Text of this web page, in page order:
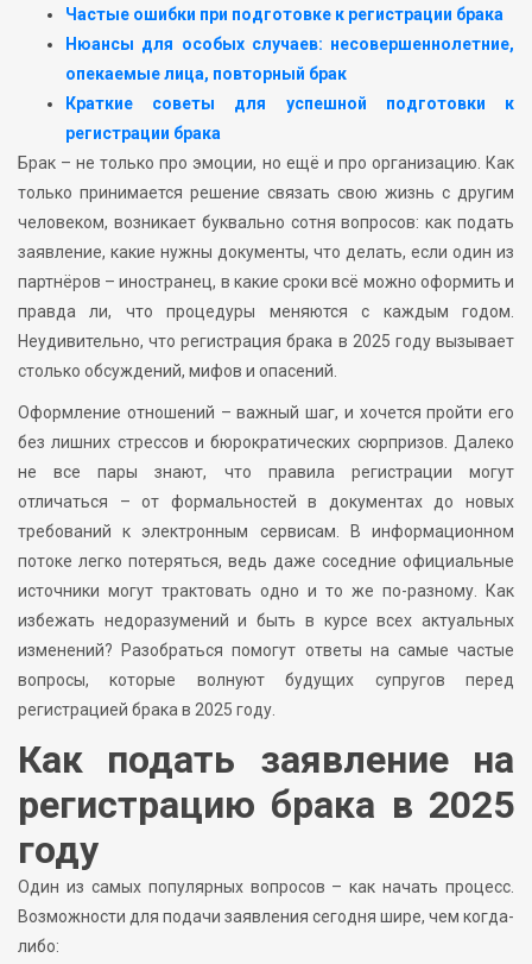
Частые ошибки при подготовке к регистрации брака
Нюансы для особых случаев: несовершеннолетние,
опекаемые лица, повторный брак
Краткие советы для успешной подготовки к
регистрации брака
Брак – не только про эмоции, но ещё и про организацию. Как
только принимается решение связать свою жизнь с другим
человеком, возникает буквально сотня вопросов: как подать
заявление, какие нужны документы, что делать, если один из
партнёров – иностранец, в какие сроки всё можно оформить и
правда ли, что процедуры меняются с каждым годом.
Неудивительно, что регистрация брака в 2025 году вызывает
столько обсуждений, мифов и опасений.
Оформление отношений – важный шаг, и хочется пройти его
без лишних стрессов и бюрократических сюрпризов. Далеко
не все пары знают, что правила регистрации могут
отличаться – от формальностей в документах до новых
требований к электронным сервисам. В информационном
потоке легко потеряться, ведь даже соседние официальные
источники могут трактовать одно и то же по-разному. Как
избежать недоразумений и быть в курсе всех актуальных
изменений? Разобраться помогут ответы на самые частые
вопросы, которые волнуют будущих супругов перед
регистрацией брака в 2025 году.
Как подать заявление на
регистрацию брака в 2025
году
Один из самых популярных вопросов – как начать процесс.
Возможности для подачи заявления сегодня шире, чем когда-
либо: